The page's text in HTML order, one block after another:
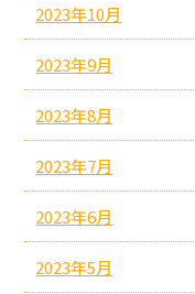
2023年10月
2023年9月
2023年8月
2023年7月
2023年6月
2023年5月